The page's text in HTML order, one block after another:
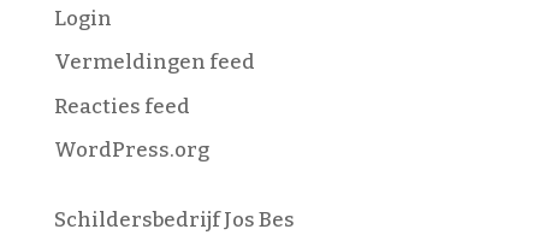
Login
Vermeldingen feed
Reacties feed
WordPress.org
Schildersbedrijf Jos Bes